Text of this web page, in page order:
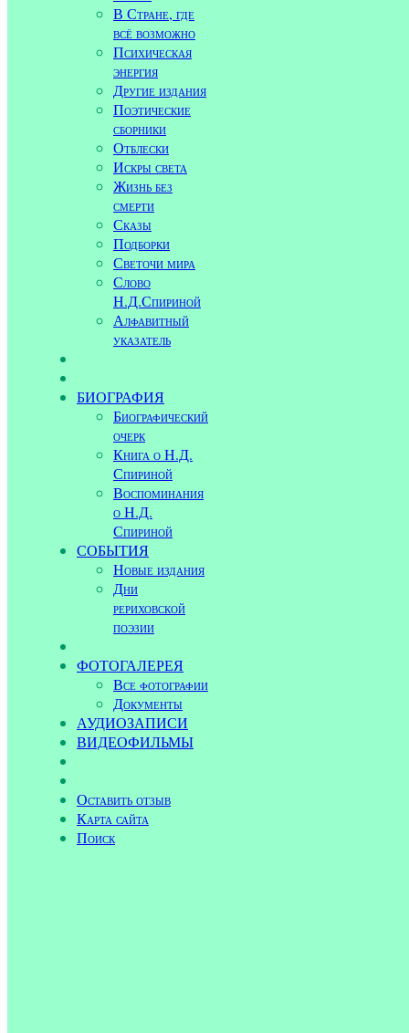
В Стране, где
всё возможно
Психическая
энергия
Другие издания
Поэтические
сборники
Отблески
Искры света
Жизнь без
смерти
Сказы
Подборки
Светочи мира
Слово
Н.Д.Спириной
Алфавитный
указатель
БИОГРАФИЯ
Биографический
очерк
Книга о Н.Д.
Спириной
Воспоминания
о Н.Д.
Спириной
СОБЫТИЯ
Новые издания
Дни
рериховской
поэзии
ФОТОГАЛЕРЕЯ
Все фотографии
Документы
АУДИОЗАПИСИ
ВИДЕОФИЛЬМЫ
Оставить отзыв
Карта сайта
Поиск